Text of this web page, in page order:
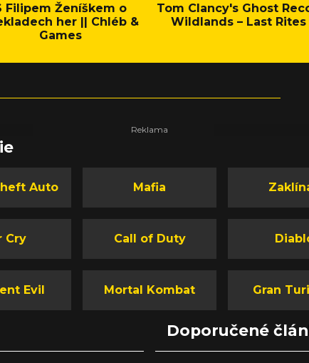
Filipem Ženíškem o
her || Chléb &
Games
Tom Clancy's Ghost
Wildlands – Last Rites
Auto Mafia
Cry Call of Duty
Evil Mortal Kombat Gran
Doporučené